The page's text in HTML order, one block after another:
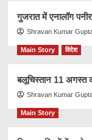
गुजरात में एनालॉग
Shravan Kumar
Main Story विदेश
बलूचिस्तान 11 अगस्त
Shravan Kumar
Main Story